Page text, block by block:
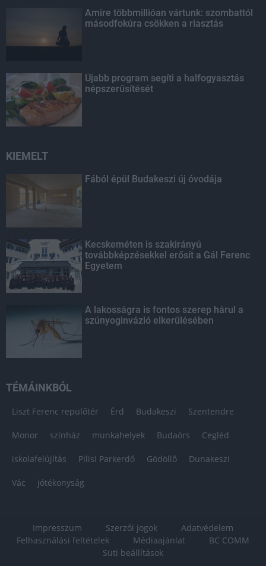
Amire többmillióan vártunk: szombattól
másodfokúra csökken a riasztás
Újabb program segíti a halfogyasztás
népszerűsítését
KIEMELT
Fából épül Budakeszi új óvodája
Kecskeméten is szakirányú
továbbképzésekkel erősít a Gál Ferenc
Egyetem
A lakosságra is fontos szerep hárul a
szúnyoginvázió elkerülésében
TÉMÁINKBÓL
Liszt Ferenc repülőtér Érd Budakeszi Szentendre
Monor színház munkahelyek Budaörs Cegléd
iskolafelújítás Pilisi Parkerdő Gödöllő Dunakeszi
Vác jótékonyság
Impresszum Szerzői jogok
Adatvédelem
Felhasználási feltételek
Médiaajánlat
BC COMM
Süti beállítások